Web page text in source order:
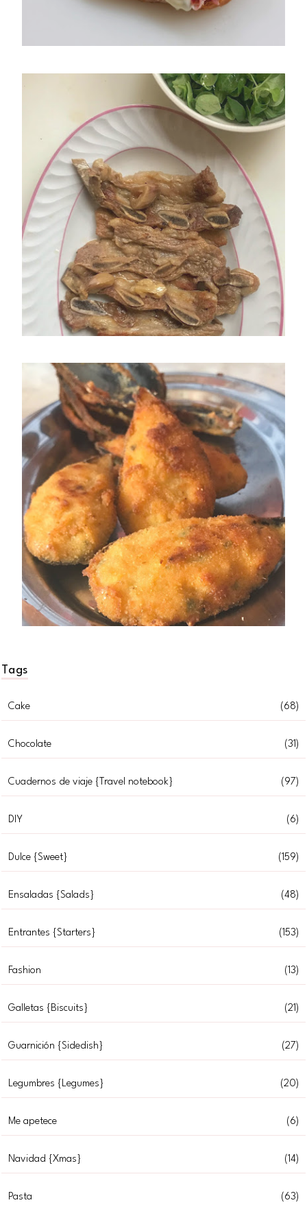
Tags
Cake (68)
Chocolate (31)
Cuadernos de viaje {Travel notebook} (97)
DIY (6)
Dulce {Sweet} (159)
Ensaladas {Salads} (48)
Entrantes {Starters} (153)
Fashion (13)
Galletas {Biscuits} (21)
Guarnición {Sidedish} (27)
Legumbres {Legumes} (20)
Me apetece (6)
Navidad {Xmas} (14)
Pasta (63)